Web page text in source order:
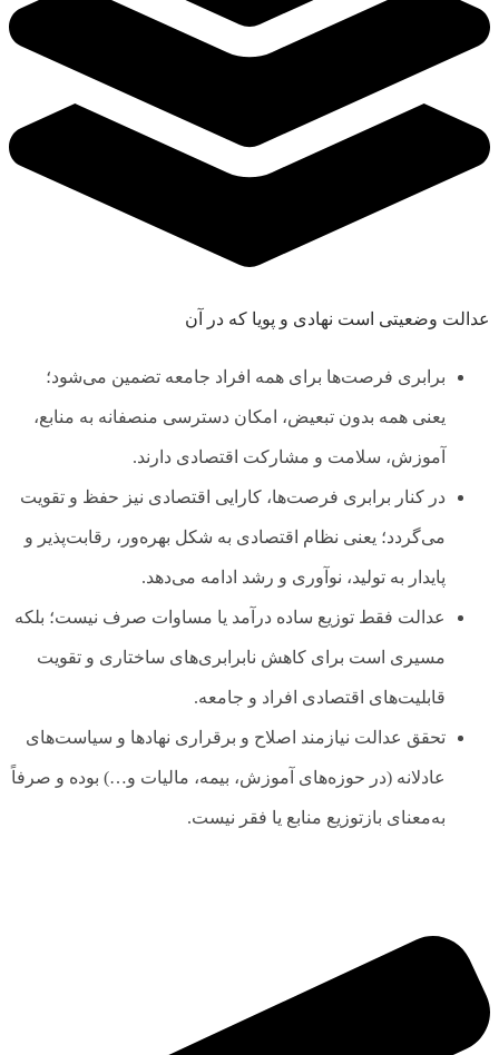
عدالت وضعیتی است نهادی و پویا که در آن
برابری فرصت‌ها برای همه افراد جامعه تضمین می‌شود؛
یعنی همه بدون تبعیض، امکان دسترسی منصفانه به منابع،
آموزش، سلامت و مشارکت اقتصادی دارند.
در کنار برابری فرصت‌ها، کارایی اقتصادی نیز حفظ و تقویت
می‌گردد؛ یعنی نظام اقتصادی به شکل بهره‌ور، رقابت‌پذیر و
پایدار به تولید، نوآوری و رشد ادامه می‌دهد.
عدالت فقط توزیع ساده درآمد یا مساوات صرف نیست؛ بلکه
مسیری است برای کاهش نابرابری‌های ساختاری و تقویت
قابلیت‌های اقتصادی افراد و جامعه.
تحقق عدالت نیازمند اصلاح و برقراری نهادها و سیاست‌های
عادلانه (در حوزه‌های آموزش، بیمه، مالیات و…) بوده و صرفاً
به‌معنای بازتوزیع منابع یا فقر نیست.